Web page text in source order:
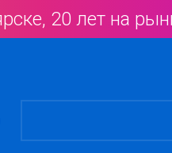
20 лет на